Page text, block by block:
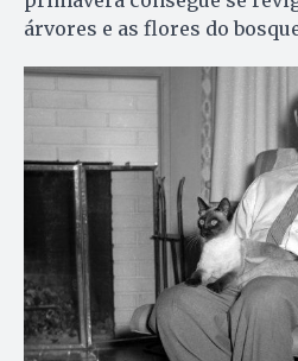
árvores e as flores do